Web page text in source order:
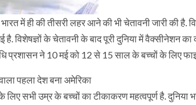
में ही की तीसरी लहर आने की भी चेतावनी जारी की है.
है. विशेषज्ञों के चेतावनी के बाद पूरी दुनिया में वैक्सीनेशन
प्रशासन ने 10 मई को 12 से 15 साल के बच्चों के लिए
पहला देश बना अमेरिका
के लिए सभी उम्र के बच्चों का टीकाकरण महत्वपूर्ण है.